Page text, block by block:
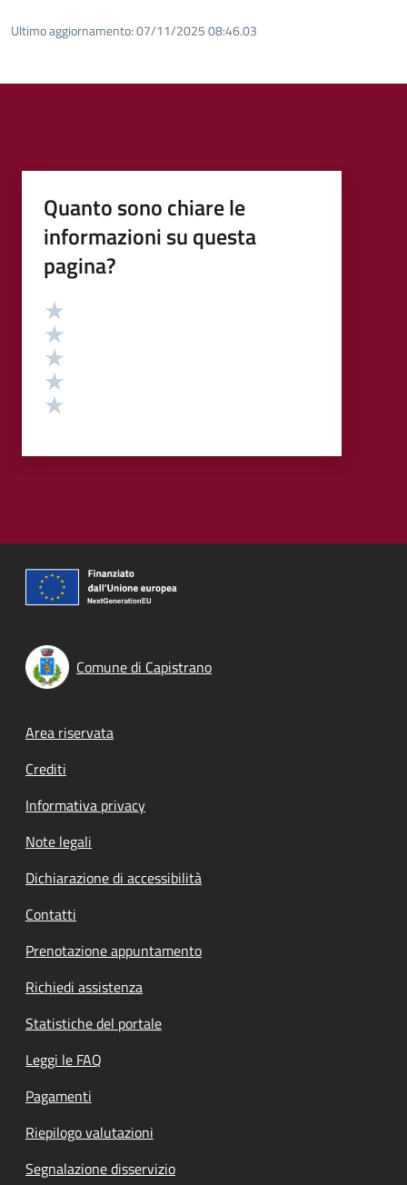
Ultimo aggiornamento:07/11/2025 08:46.03
Quanto sono chiare le
informazioni su questa
pagina?
Valutazione
Comune di Capistrano
Footer menu
Area riservata
Crediti
Informativa privacy
Note legali
Dichiarazione di accessibilità
Contatti
Prenotazione appuntamento
Richiedi assistenza
Statistiche del portale
Leggi le FAQ
Pagamenti
Riepilogo valutazioni
Segnalazione disservizio